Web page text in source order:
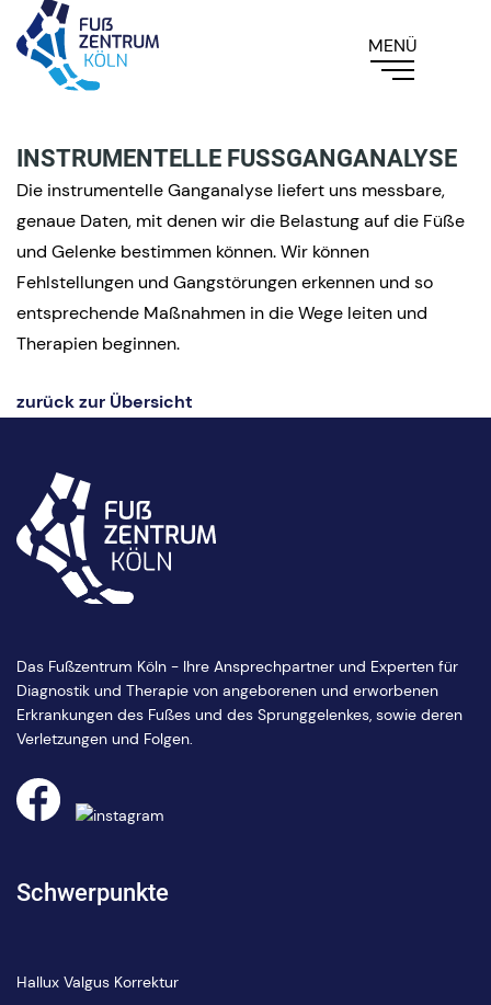
INSTRUMENTELLE FUSSGANGANALYSE
Die instrumentelle Ganganalyse liefert uns messbare,
genaue Daten, mit denen wir die Belastung auf die Füße
und Gelenke bestimmen können. Wir können
Fehlstellungen und Gangstörungen erkennen und so
entsprechende Maßnahmen in die Wege leiten und
Therapien beginnen.
zurück zur Übersicht
Das Fußzentrum Köln - Ihre Ansprechpartner und Experten für
Diagnostik und Therapie von angeborenen und erworbenen
Erkrankungen des Fußes und des Sprunggelenkes, sowie deren
Verletzungen und Folgen.
Schwerpunkte
Hallux Valgus Korrektur